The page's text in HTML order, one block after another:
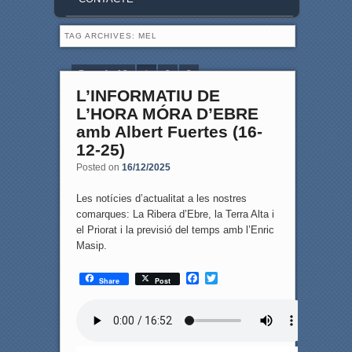
TAG ARCHIVES: MEL
Page 1 of 3 1 2 3
L’INFORMATIU DE
L’HORA MÓRA D’EBRE
amb Albert Fuertes (16-
12-25)
Posted on 16/12/2025
Les notícies d’actualitat a les nostres
comarques: La Ribera d’Ebre, la Terra Alta i
el Priorat i la previsió del temps amb l’Enric
Masip.
Share Post
F
T